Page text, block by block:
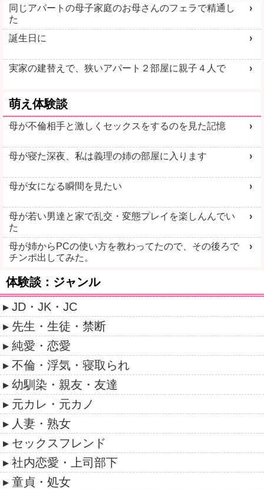
同じアパートの母子家庭のお母さんのフェラで精通し
た
誕生日に
実家の建替えで、狭いアパート２部屋に親子４人で
萌え体験談
母が不倫相手と激しくセックスをするのを見た記憶
母が寝た深夜、私は義理の姉の部屋に入ります
母が女になる瞬間を見たい
母が若い男達と家で乱交・変態プレイを楽しんんでい
た
母が姉からPCの使い方を教わってたので、その後ろで
チンポ出してみた。
体験談：ジャンル
JD・JK・JC
先生・生徒・禁断
純愛・恋愛
不倫・浮気・寝取られ
幼馴染・親友・友達
元カレ・元カノ
人妻・熟女
セックスフレンド
社内恋愛・上司部下
童貞・処女